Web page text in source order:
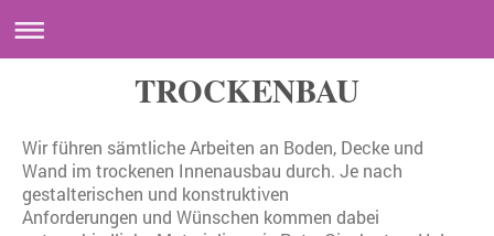
TROCKENBAU
Wir führen sämtliche Arbeiten an Boden, Decke und
Wand im trockenen Innenausbau durch. Je nach
gestalterischen und konstruktiven
Anforderungen und Wünschen kommen dabei